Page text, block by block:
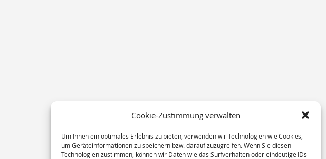
Cookie-Zustimmung verwalten
Um Ihnen ein optimales Erlebnis zu bieten, verwenden wir Technologien wie Cookies,
um Geräteinformationen zu speichern bzw. darauf zuzugreifen. Wenn Sie diesen
Technologien zustimmen, können wir Daten wie das Surfverhalten oder eindeutige IDs